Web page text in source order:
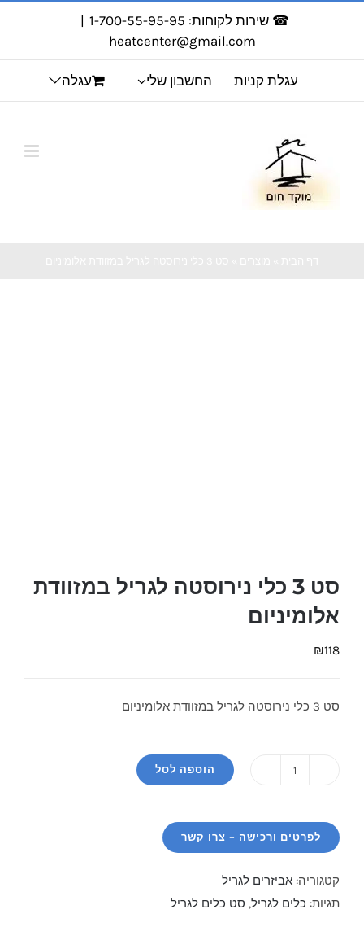
☎ שירות לקוחות: 1-700-55-95-95
|
heatcenter@gmail.com
עגלת קניות החשבון שלי עגלה
סט 3 כלי נירוסטה לגריל במזוודת
אלומיניום
₪118
סט 3 כלי נירוסטה לגריל במזוודת אלומיניום
סט
נירוסטה
הוספה לסל
קטגוריה: אביזרים לגריל
תגיות: כלים לגריל, סט כלים לגריל